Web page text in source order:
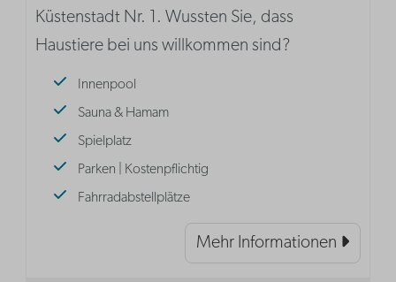
Küstenstadt Nr. 1. Wussten Sie, dass
Haustiere bei uns willkommen sind?
Innenpool
Sauna & Hamam
Spielplatz
Parken | Kostenpflichtig
Fahrradabstellplätze
Mehr Informationen